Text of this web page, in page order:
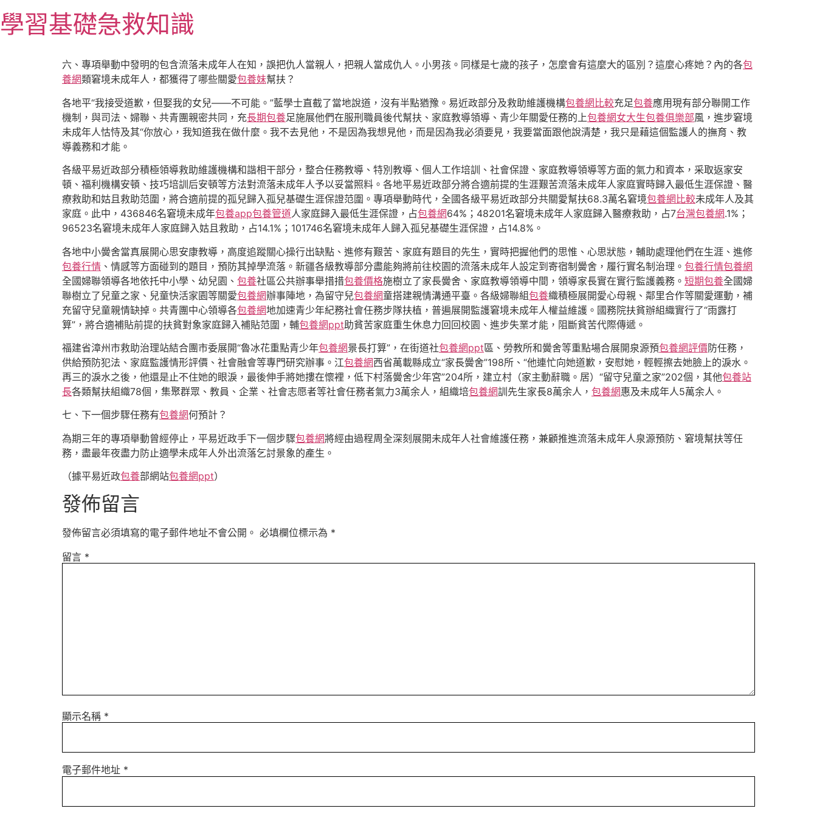
至
主
學習基礎急救知識
六、專項舉動中發明的包含流落未成年人在知，誤把仇人當親人，把親人當成仇人。小男孩。同樣是七歲的孩子，怎麼會有這麼大的區別？這麼心疼她？內的各包
養網類窘境未成年人，都獲得了哪些關愛包養妹幫扶？
各地平“我接受道歉，但娶我的女兒——不可能。”藍學士直截了當地說道，沒有半點猶豫。易近政部分及救助維護機構包養網比較充足包養應用現有部分聯開工作
機制，與司法、婦聯、共青團親密共同，充長期包養足施展他們在服刑職員後代幫扶、家庭教導領導、青少年關愛任務的上包養網女大生包養俱樂部風，進步窘境
未成年人怙恃及其“你放心，我知道我在做什麼。我不去見他，不是因為我想見他，而是因為我必須要見，我要當面跟他說清楚，我只是藉這個監護人的撫育、教
導義務和才能。
各級平易近政部分積極領導救助維護機構和諧相干部分，整合任務教導、特別教導、個人工作培訓、社會保證、家庭教導領導等方面的氣力和資本，采取返家安
頓、福利機構安頓、技巧培訓后安頓等方法對流落未成年人予以妥當照料。各地平易近政部分將合適前提的生涯艱苦流落未成年人家庭實時歸入最低生涯保證、醫
療救助和姑且救助范圍，將合適前提的孤兒歸入孤兒基礎生涯保證范圍。專項舉動時代，全國各級平易近政部分共關愛幫扶68.3萬名窘境包養網比較未成年人及其
家庭。此中，436846名窘境未成年包養app包養管道人家庭歸入最低生涯保證，占包養網64%；48201名窘境未成年人家庭歸入醫療救助，占7台灣包養網.1%；
96523名窘境未成年人家庭歸入姑且救助，占14.1%；101746名窘境未成年人歸入孤兒基礎生涯保證，占14.8%。
各地中小黌舍當真展開心思安康教導，高度追蹤關心操行出缺點、進修有艱苦、家庭有題目的先生，實時把握他們的思惟、心思狀態，輔助處理他們在生涯、進修
包養行情 、情感等方面碰到的題目，預防其掉學流落。新疆各級教導部分盡能夠將前往校園的流落未成年人設定到寄宿制黌舍，履行實名制治理。 包養行情包養網
全國婦聯領導各地依托中小學、幼兒園、 包養社區公共辦事舉措措包養價格施樹立了家長黌舍、家庭教導領導中間，領導家長實在實行監護義務。 短期包養全國婦
聯樹立了兒童之家、兒童快活家園等關愛包養網辦事陣地，為留守兒包養網童搭建親情溝通平臺。各級婦聯組包養織積極展開愛心母親、鄰里合作等關愛運動，補
充留守兒童親情缺掉。共青團中心領導各包養網地加速青少年紀務社會任務步隊扶植，普遍展開監護窘境未成年人權益維護。國務院扶貧辦組織實行了“雨露打
算”，將合適補貼前提的扶貧對象家庭歸入補貼范圍，輔包養網ppt助貧苦家庭重生休息力回回校園、進步失業才能，阻斷貧苦代際傳遞。
福建省漳州市救助治理站結合團市委展開“魯冰花重點青少年包養網景長打算”，在街道社包養網ppt區、勞教所和黌舍等重點場合展開泉源預包養網評價防任務，
供給預防犯法、家庭監護情形評價、社會融會等專門研究辦事。江包養網西省萬載縣成立“家長黌舍”198所、“他連忙向她道歉，安慰她，輕輕擦去她臉上的淚水。
再三的淚水之後，他還是止不住她的眼淚，最後伸手將她摟在懷裡，低下村落黌舍少年宮”204所，建立村（家主動辭職。居）“留守兒童之家”202個，其他包養站
長各類幫扶組織78個，集聚群眾、教員、企業、社會志愿者等社會任務者氣力3萬余人，組織培包養網訓先生家長8萬余人， 包養網惠及未成年人5萬余人。
七、下一個步驟任務有包養網何預計？
為期三年的專項舉動曾經停止，平易近政手下一個步驟包養網將經由過程周全深刻展開未成年人社會維護任務，兼顧推進流落未成年人泉源預防、窘境幫扶等任
務，盡最年夜盡力防止適學未成年人外出流落乞討景象的產生。
（據平易近政包養部網站包養網ppt）
發佈留言
發佈留言必須填寫的電子郵件地址不會公開。 必填欄位標示為 *
留言 *
顯示名稱 *
電子郵件地址 *